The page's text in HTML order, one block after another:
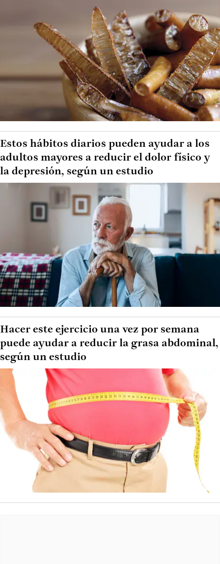
Estos hábitos diarios pueden ayudar a los
adultos mayores a reducir el dolor físico y
la depresión, según un estudio
Hacer este ejercicio una vez por semana
puede ayudar a reducir la grasa abdominal,
según un estudio